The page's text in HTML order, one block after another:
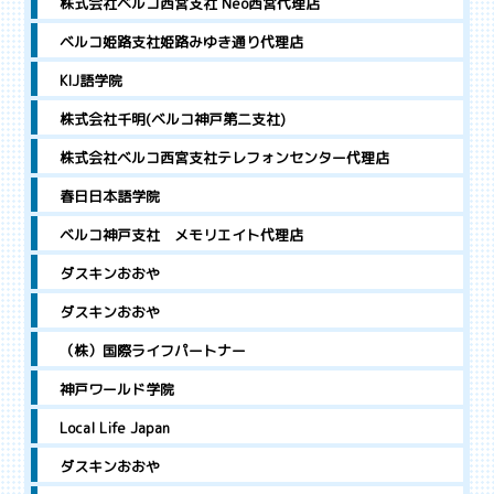
ベルコ姫路支社姫路みゆき通り代理店
KIJ語学院
株式会社千明(ベルコ神戸第二支社)
株式会社ベルコ西宮支社テレフォンセンター代理店
春日日本語学院
ベルコ神戸支社 メモリエイト代理店
ダスキンおおや
ダスキンおおや
（株）国際ライフパートナー
神戸ワールド学院
Local Life Japan
ダスキンおおや